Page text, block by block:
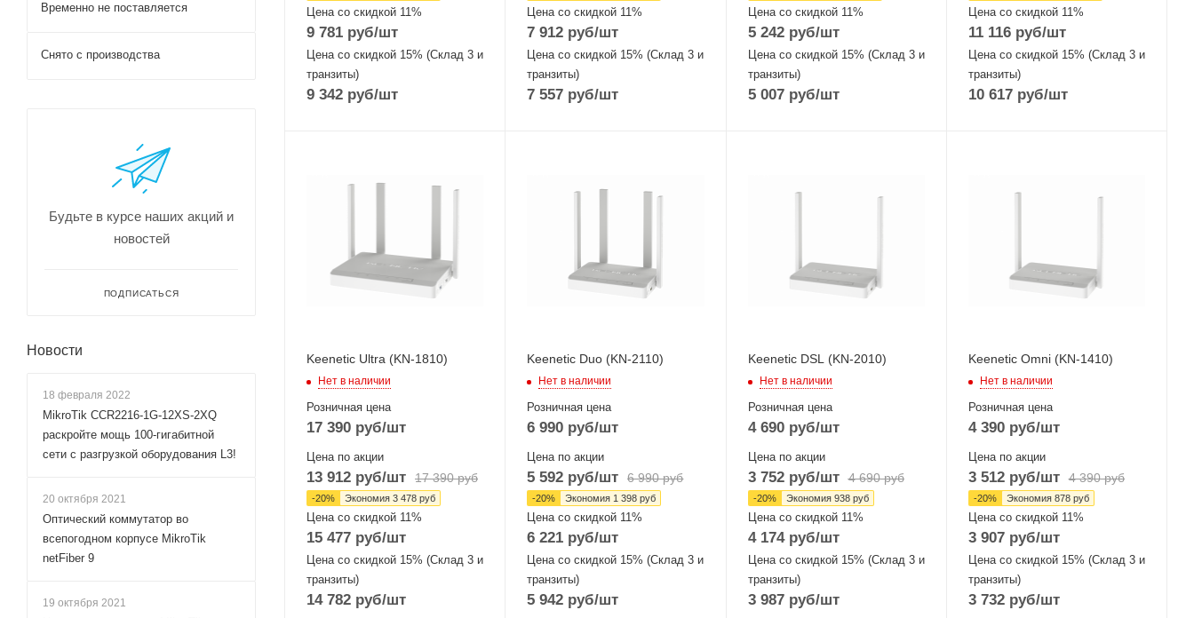
Цена со скидкой 11%
9 781 руб/шт
Цена со скидкой 15% (Склад 3 и
транзиты)
9 342 руб/шт
Цена со скидкой 11%
7 912 руб/шт
Цена со скидкой 15% (Склад 3 и
транзиты)
7 557 руб/шт
Цена со скидкой 11%
5 242руб/шт
Цена со скидкой 15% (Склад 3 и
транзиты)
5 007руб/шт
Цена со скидкой 11%
11 116руб/шт
Цена со скидкой 15% (Склад 3 и
транзиты)
10 617руб/шт
Wi-Fi интерфейсы
Два: 5 ГГц
MIMO4x4
Keenetic Ultra (KN-1810)
Нет в наличии
Розничная цена
17 390 руб/шт
Цена по акции
13 912 руб/шт 17 390руб
-20% Экономия 3 478 руб
Цена со скидкой 11%
15 477 руб/шт
Цена со скидкой 15% (Склад 3 и
транзиты)
14 782 руб/шт
интерфейсы
Wi-Fi интерфейсы
802.11b/g/n
Keenetic Duo (KN-2110)
Нет в наличии
Розничная цена
6 990 руб/шт
Цена по акции
5 592 руб/шт 6 990руб
-20% Экономия 1 398 руб
Цена со скидкой 11%
6 221 руб/шт
Цена со скидкой 15% (Склад 3 и
транзиты)
5 942 руб/шт
интерфейсы
Wi-Fi интерфейсы
Keenetic DSL (KN-2010)
Нет в наличии
Розничная цена
4 690руб/шт
Цена по акции
3 752руб/шт 4 690руб
-20% Экономия 938руб
Цена со скидкой 11%
4 174руб/шт
Цена со скидкой 15% (Склад 3 и
транзиты)
3 987руб/шт
интерфейсы
2.4 ГГц 802.11b/g/n
Keenetic Omni (KN-1410)
Нет в наличии
Розничная цена
4 390руб/шт
Цена по акции
3 512руб/шт 4 390руб
-20% Экономия 878руб
Цена со скидкой 11%
3 907руб/шт
Цена со скидкой 15% (Склад 3 и
транзиты)
3 732руб/шт
Временно не поставляется
Снято с производства
Будьте в курсе наших акций и
новостей
ПОДПИСАТЬСЯ
Новости
18 февраля 2022
MikroTik CCR2216-1G-12XS-2XQ
раскройте мощь 100-гигабитной
сети с разгрузкой оборудования L3!
20 октября 2021
Оптический коммутатор во
всепогодном корпусе MikroTik
netFiber 9
19 октября 2021